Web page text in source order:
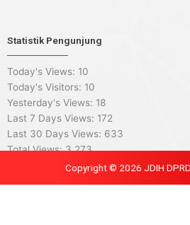
Statistik Pengunjung
Today's Views: 10
Today's Visitors: 10
Yesterday's Views: 18
Last 7 Days Views: 172
Last 30 Days Views: 633
Total Views:3,273
Copyright © 2026 JDIH